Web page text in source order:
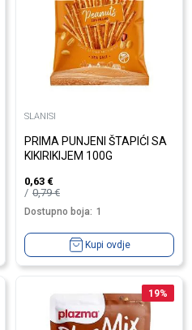
SLANISI
PRIMA PUNJENI ŠTAPIĆI SA
KIKIRIKIJEM 100G
0,63 €
0,79€
Dostupno boja: 1
Kupi ovdje
19%